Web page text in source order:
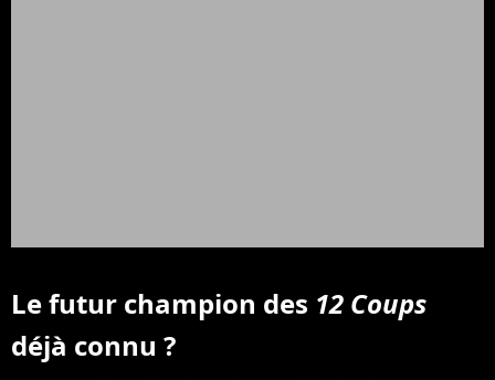
Le futur champion des 12 Coups
déjà connu ?